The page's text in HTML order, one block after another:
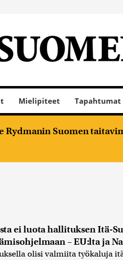
Mielipiteet Tapahtumat
Rydmanin Suomen
ei luota hallituksen Itä-
– EU:lta ja
olisi valmiita työkaluja